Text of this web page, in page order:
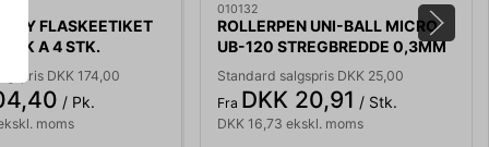
FLASKEETIKET
ARK A 4 STK.
DKK 174,00
/ Pk.
moms
010132
ROLLERPEN UNI-BALL MICRO
UB-120 STREGBREDDE 0,3MM
SORT
Standard salgspris DKK 25,00
Fra DKK 20,91 / Stk.
DKK 16,73 ekskl. moms